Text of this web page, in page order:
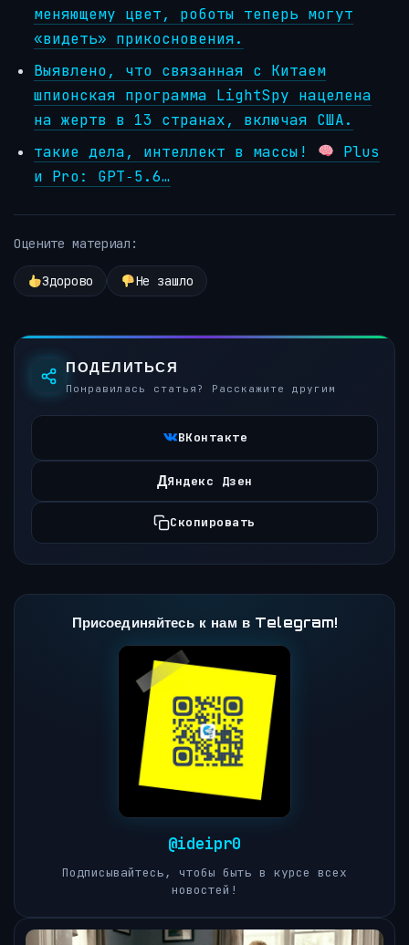
меняющему цвет, роботы теперь могут
«видеть» прикосновения.
Выявлено, что связанная с Китаем
шпионская программа LightSpy нацелена
на жертв в 13 странах, включая США.
такие дела, интеллект в массы!
Plus
и Pro: GPT‑5.6…
Оцените материал:
Здорово Не зашло
ПОДЕЛИТЬСЯ
Понравилась статья? Расскажите другим
ВКонтакте
ДЯндекс Дзен
Скопировать
Присоединяйтесь к нам в Telegram!
@ideipr0
Подписывайтесь, чтобы быть в курсе всех
новостей!